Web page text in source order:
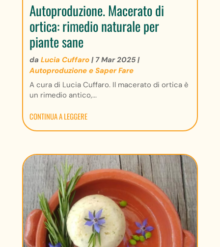
Autoproduzione. Macerato di
ortica: rimedio naturale per
piante sane
da Lucia Cuffaro| 7 Mar 2025|
Autoproduzione e Saper Fare
A cura di Lucia Cuffaro. Il macerato di ortica è
un rimedio antico,...
CONTINUA A LEGGERE